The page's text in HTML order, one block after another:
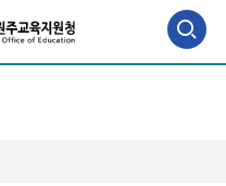
검
색